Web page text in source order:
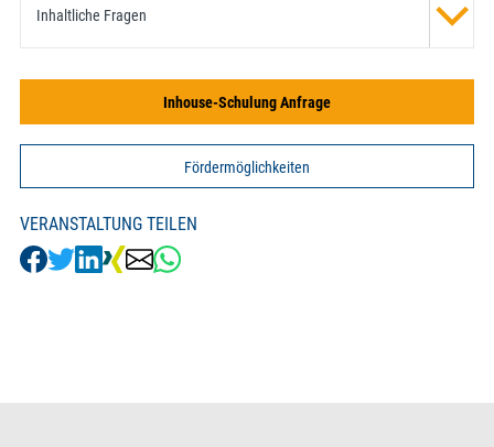
Inhaltliche Fragen
Inhouse-Schulung Anfrage
Fördermöglichkeiten
VERANSTALTUNG TEILEN